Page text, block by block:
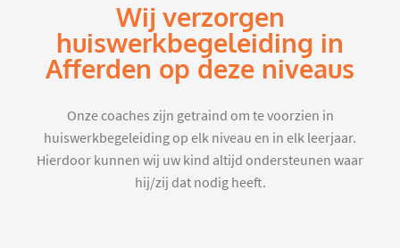
Wij verzorgen
huiswerkbegeleiding in
Afferden op deze niveaus
Onze coaches zijn getraind om te voorzien in
huiswerkbegeleiding op elk niveau en in elk leerjaar.
Hierdoor kunnen wij uw kind altijd ondersteunen waar
hij/zij dat nodig heeft.